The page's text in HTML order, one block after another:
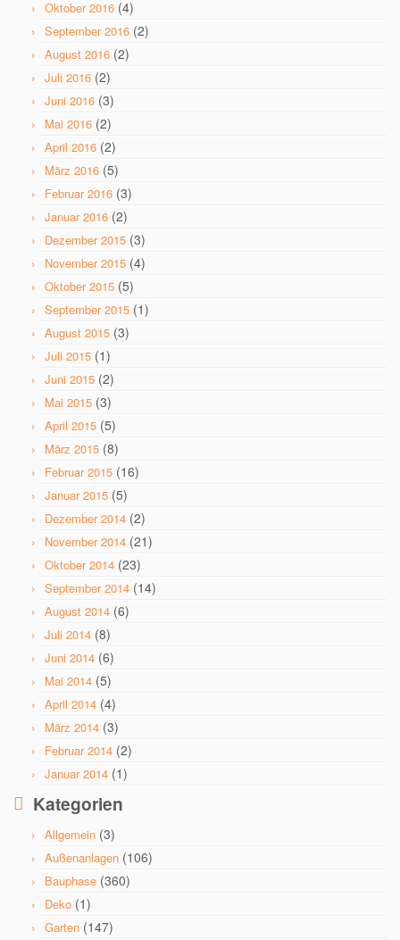
Oktober 2016 (4)
September 2016 (2)
August 2016 (2)
Juli 2016 (2)
Juni 2016 (3)
Mai 2016 (2)
April 2016 (2)
März 2016 (5)
Februar 2016 (3)
Januar 2016 (2)
Dezember 2015 (3)
November 2015 (4)
Oktober 2015 (5)
September 2015 (1)
August 2015 (3)
Juli 2015 (1)
Juni 2015 (2)
Mai 2015 (3)
April 2015 (5)
März 2015 (8)
Februar 2015 (16)
Januar 2015 (5)
Dezember 2014 (2)
November 2014 (21)
Oktober 2014 (23)
September 2014 (14)
August 2014 (6)
Juli 2014 (8)
Juni 2014 (6)
Mai 2014 (5)
April 2014 (4)
März 2014 (3)
Februar 2014 (2)
Januar 2014 (1)
Kategorien
Allgemein (3)
Außenanlagen (106)
Bauphase (360)
Deko (1)
Garten (147)